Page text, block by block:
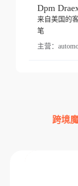
来自美国的
笔
主营：
跨境魔